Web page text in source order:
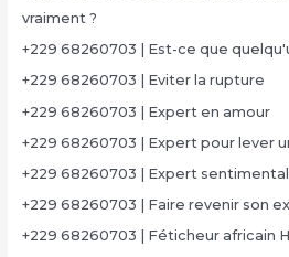
vraiment ?
+229 68260703 | Est-ce que
+229 68260703 | Eviter la rupture
+229 68260703 | Expert en amour
+229 68260703 | Expert pour lever
+229 68260703 | Expert
+229 68260703 | Faire revenir son
+229 68260703 | Féticheur africain